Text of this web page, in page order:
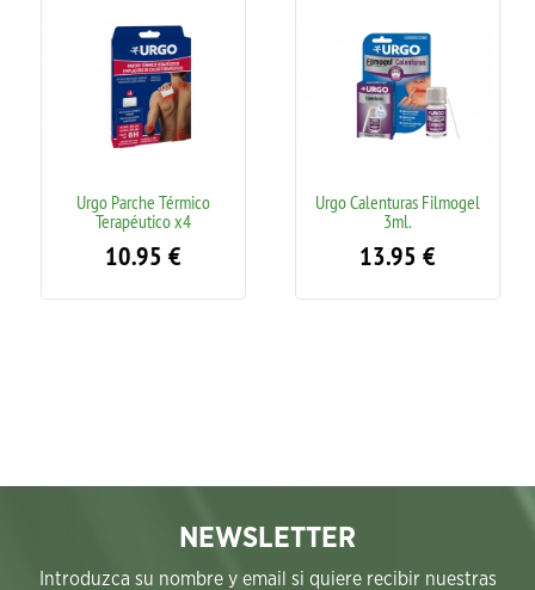
Urgo Parche Térmico
Terapéutico x4
10.95€
Urgo Calenturas Filmogel
3ml.
13.95€
NEWSLETTER
Introduzca su nombre y email si quiere recibir nuestras